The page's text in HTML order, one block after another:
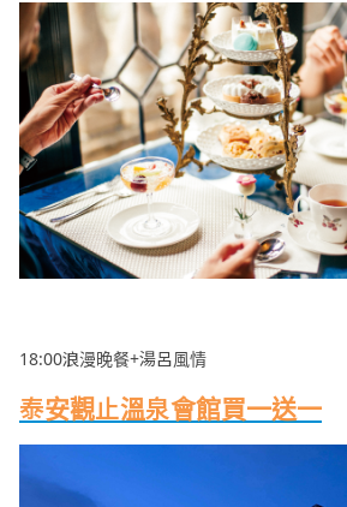
18:00浪漫晚餐+湯呂風情
泰安觀止溫泉會館買一送一